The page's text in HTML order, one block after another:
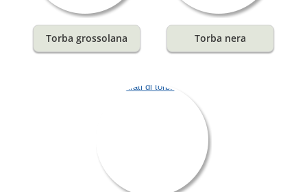
Torba grossolana Torba nera